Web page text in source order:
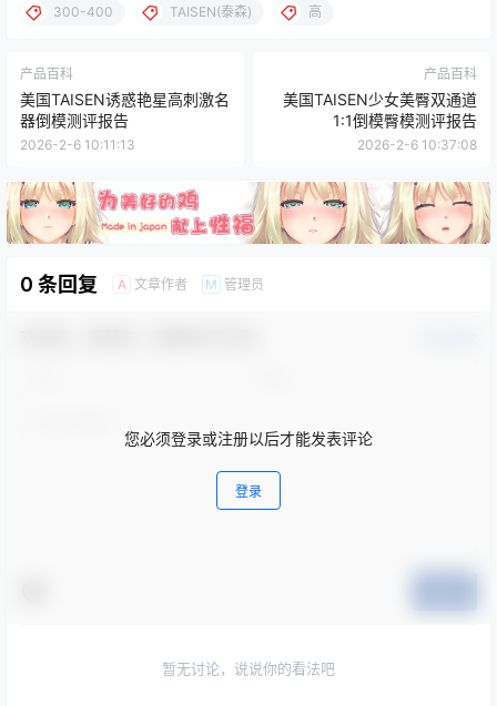
300-400 TAISEN(泰森) 高
产品百科
美国TAISEN诱惑艳星高刺激名
器倒模测评报告
2026-2-6 10:11:13
产品百科
美国TAISEN少女美臀双通道
1:1倒模臀模测评报告
2026-2-6 10:37:08
0 条回复 A 文章作者 M 管理员
您必须登录或注册以后才能发表评论
登录
暂无讨论，说说你的看法吧